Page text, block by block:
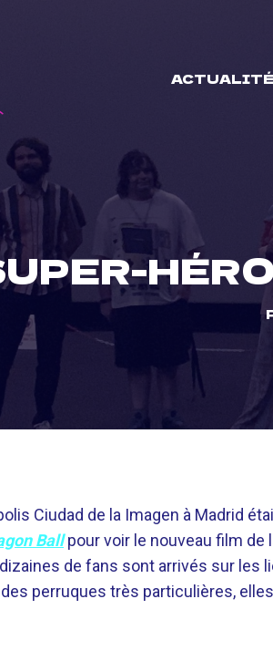
Ciudad de la Imagen à Madrid
Ballpour voir le nouveau film de
de fans sont arrivés sur les
perruques très particulières, elles